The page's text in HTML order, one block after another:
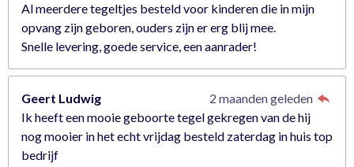
Al meerdere tegeltjes besteld voor kinderen die in mijn
opvang zijn geboren, ouders zijn er erg blij mee.
Snelle levering, goede service, een aanrader!
Geert Ludwig
2 maanden geleden
Ik heeft een mooie geboorte tegel gekregen van de hij
nog mooier in het echt vrijdag besteld zaterdag in huis top
bedrijf